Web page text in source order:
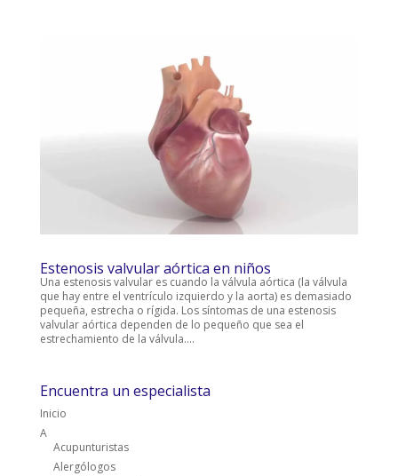
Estenosis valvular aórtica en niños
Una estenosis valvular es cuando la válvula aórtica (la válvula
que hay entre el ventrículo izquierdo y la aorta) es demasiado
pequeña, estrecha o rígida. Los síntomas de una estenosis
valvular aórtica dependen de lo pequeño que sea el
estrechamiento de la válvula....
Encuentra un especialista
Inicio
A
Acupunturistas
Alergólogos